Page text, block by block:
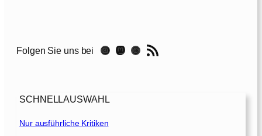
t
a
d
Folgen Sie uns bei Instagram Mastodon Threads RSS-Feed
SCHNELLAUSWAHL
Nur ausführliche Kritiken